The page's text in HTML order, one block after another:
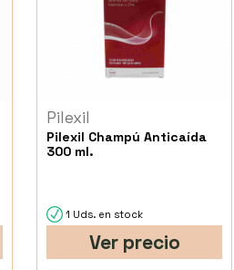
Pilexil
Pilexil Champú Anticaída
300 ml.
1 Uds. en stock
Ver precio